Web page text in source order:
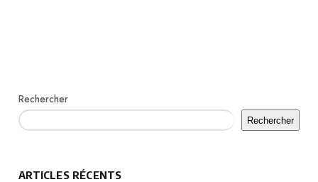
Rechercher
Rechercher
ARTICLES RÉCENTS